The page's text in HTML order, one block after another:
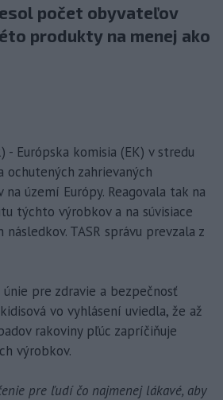
počet obyvateľov
produkty na menej ako
- Európska komisia (EK) v stredu
ochutených zahrievaných
území Európy. Reagovala tak na
týchto výrobkov a na súvisiace
TASR správu prevzala z
únie pre zdravie a bezpečnosť
vo vyhlásení uviedla, že až
rakoviny pľúc zapríčiňuje
výrobkov.
pre ľudí čo najmenej lákavé, aby